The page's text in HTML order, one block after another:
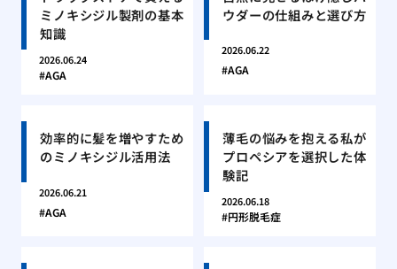
ミノキシジル製剤の基本
知識
2026.06.24
AGA
ウダーの仕組みと選び方
2026.06.22
AGA
効率的に髪を増やすため
のミノキシジル活用法
2026.06.21
AGA
薄毛の悩みを抱える私が
プロペシアを選択した体
験記
2026.06.18
円形脱毛症